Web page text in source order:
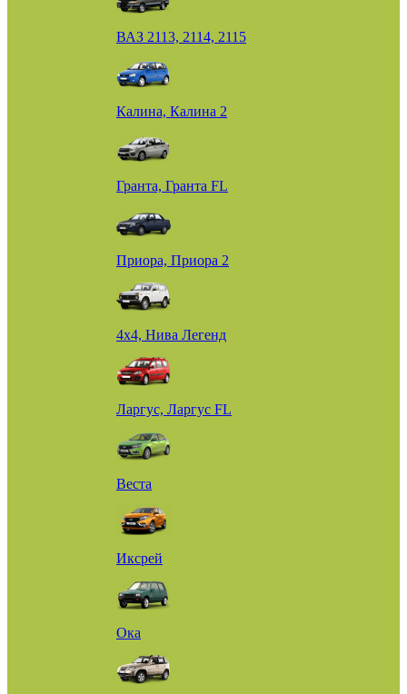
ВАЗ 2113, 2114, 2115
Калина, Калина 2
Гранта, Гранта FL
Приора, Приора 2
4х4, Нива Легенд
Ларгус, Ларгус FL
Веста
Иксрей
Ока